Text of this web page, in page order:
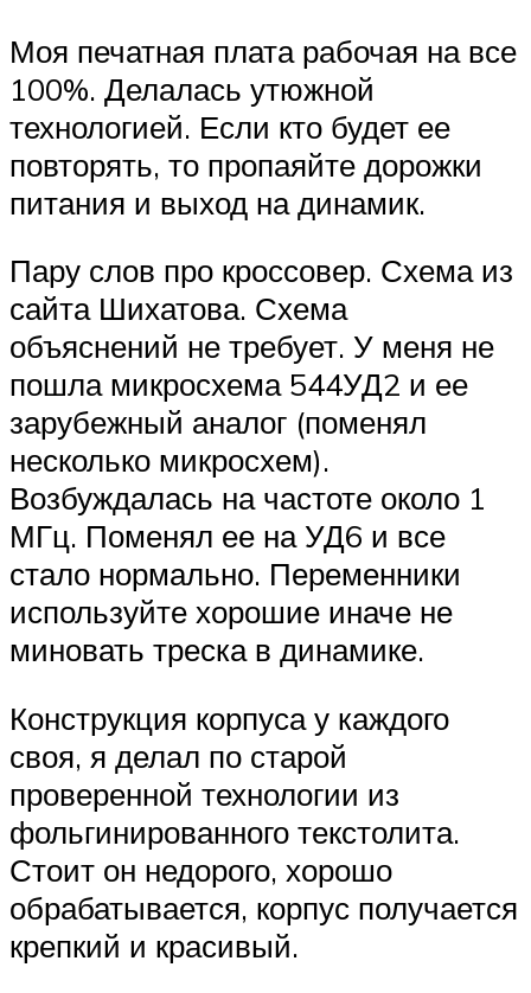
Моя печатная плата рабочая на все
100%. Делалась утюжной
технологией. Если кто будет ее
повторять, то пропаяйте дорожки
питания и выход на динамик.
Пару слов про кроссовер. Схема из
сайта Шихатова. Схема
объяснений не требует. У меня не
пошла микросхема 544УД2 и ее
зарубежный аналог (поменял
несколько микросхем).
Возбуждалась на частоте около 1
МГц. Поменял ее на УД6 и все
стало нормально. Переменники
используйте хорошие иначе не
миновать треска в динамике.
Конструкция корпуса у каждого
своя, я делал по старой
проверенной технологии из
фольгинированного текстолита.
Стоит он недорого, хорошо
обрабатывается, корпус получается
крепкий и красивый.